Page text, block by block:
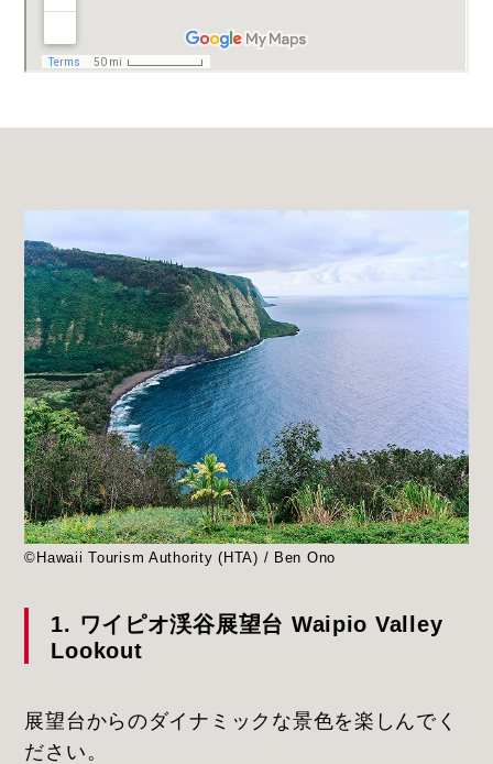
©Hawaii Tourism Authority (HTA) / Ben Ono
1. ワイピオ渓谷展望台 Waipio Valley
Lookout
展望台からのダイナミックな景色を楽しんでく
ださい。